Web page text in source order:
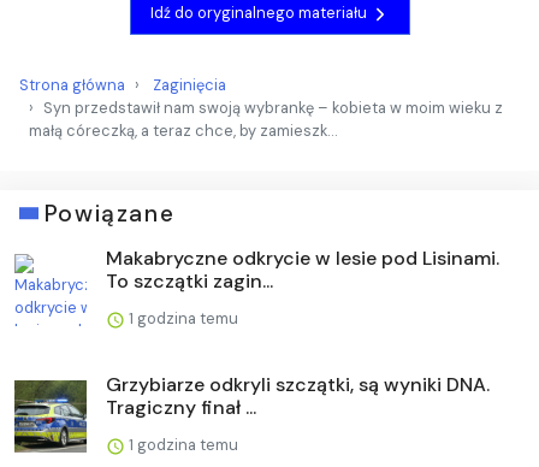
Idź do oryginalnego materiału
Strona główna
Zaginięcia
Syn przedstawił nam swoją wybrankę – kobieta w moim wieku z
małą córeczką, a teraz chce, by zamieszk…
Powiązane
Makabryczne odkrycie w lesie pod Lisinami.
To szczątki zagin...
1 godzina temu
Grzybiarze odkryli szczątki, są wyniki DNA.
Tragiczny finał ...
1 godzina temu